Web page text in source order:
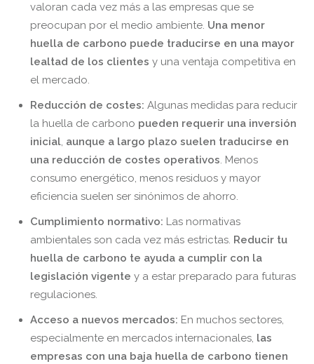
valoran cada vez más a las empresas que se
preocupan por el medio ambiente. Una menor
huella de carbono puede traducirse en una mayor
lealtad de los clientes y una ventaja competitiva en
el mercado.
Reducción de costes: Algunas medidas para reducir
la huella de carbono pueden requerir una inversión
inicial, aunque a largo plazo suelen traducirse en
una reducción de costes operativos. Menos
consumo energético, menos residuos y mayor
eficiencia suelen ser sinónimos de ahorro.
Cumplimiento normativo: Las normativas
ambientales son cada vez más estrictas. Reducir tu
huella de carbono te ayuda a cumplir con la
legislación vigente y a estar preparado para futuras
regulaciones.
Acceso a nuevos mercados: En muchos sectores,
especialmente en mercados internacionales, las
empresas con una baja huella de carbono tienen